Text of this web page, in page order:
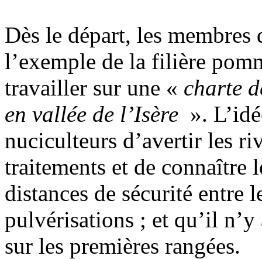
Dès le départ, les
l’exemple de la filière
travailler sur une « charte
en vallée de l’Isère ».
nuciculteurs d’avertir les
traitements et de connaître
distances de sécurité entre
pulvérisations ; et qu’il
sur les premières rangées.